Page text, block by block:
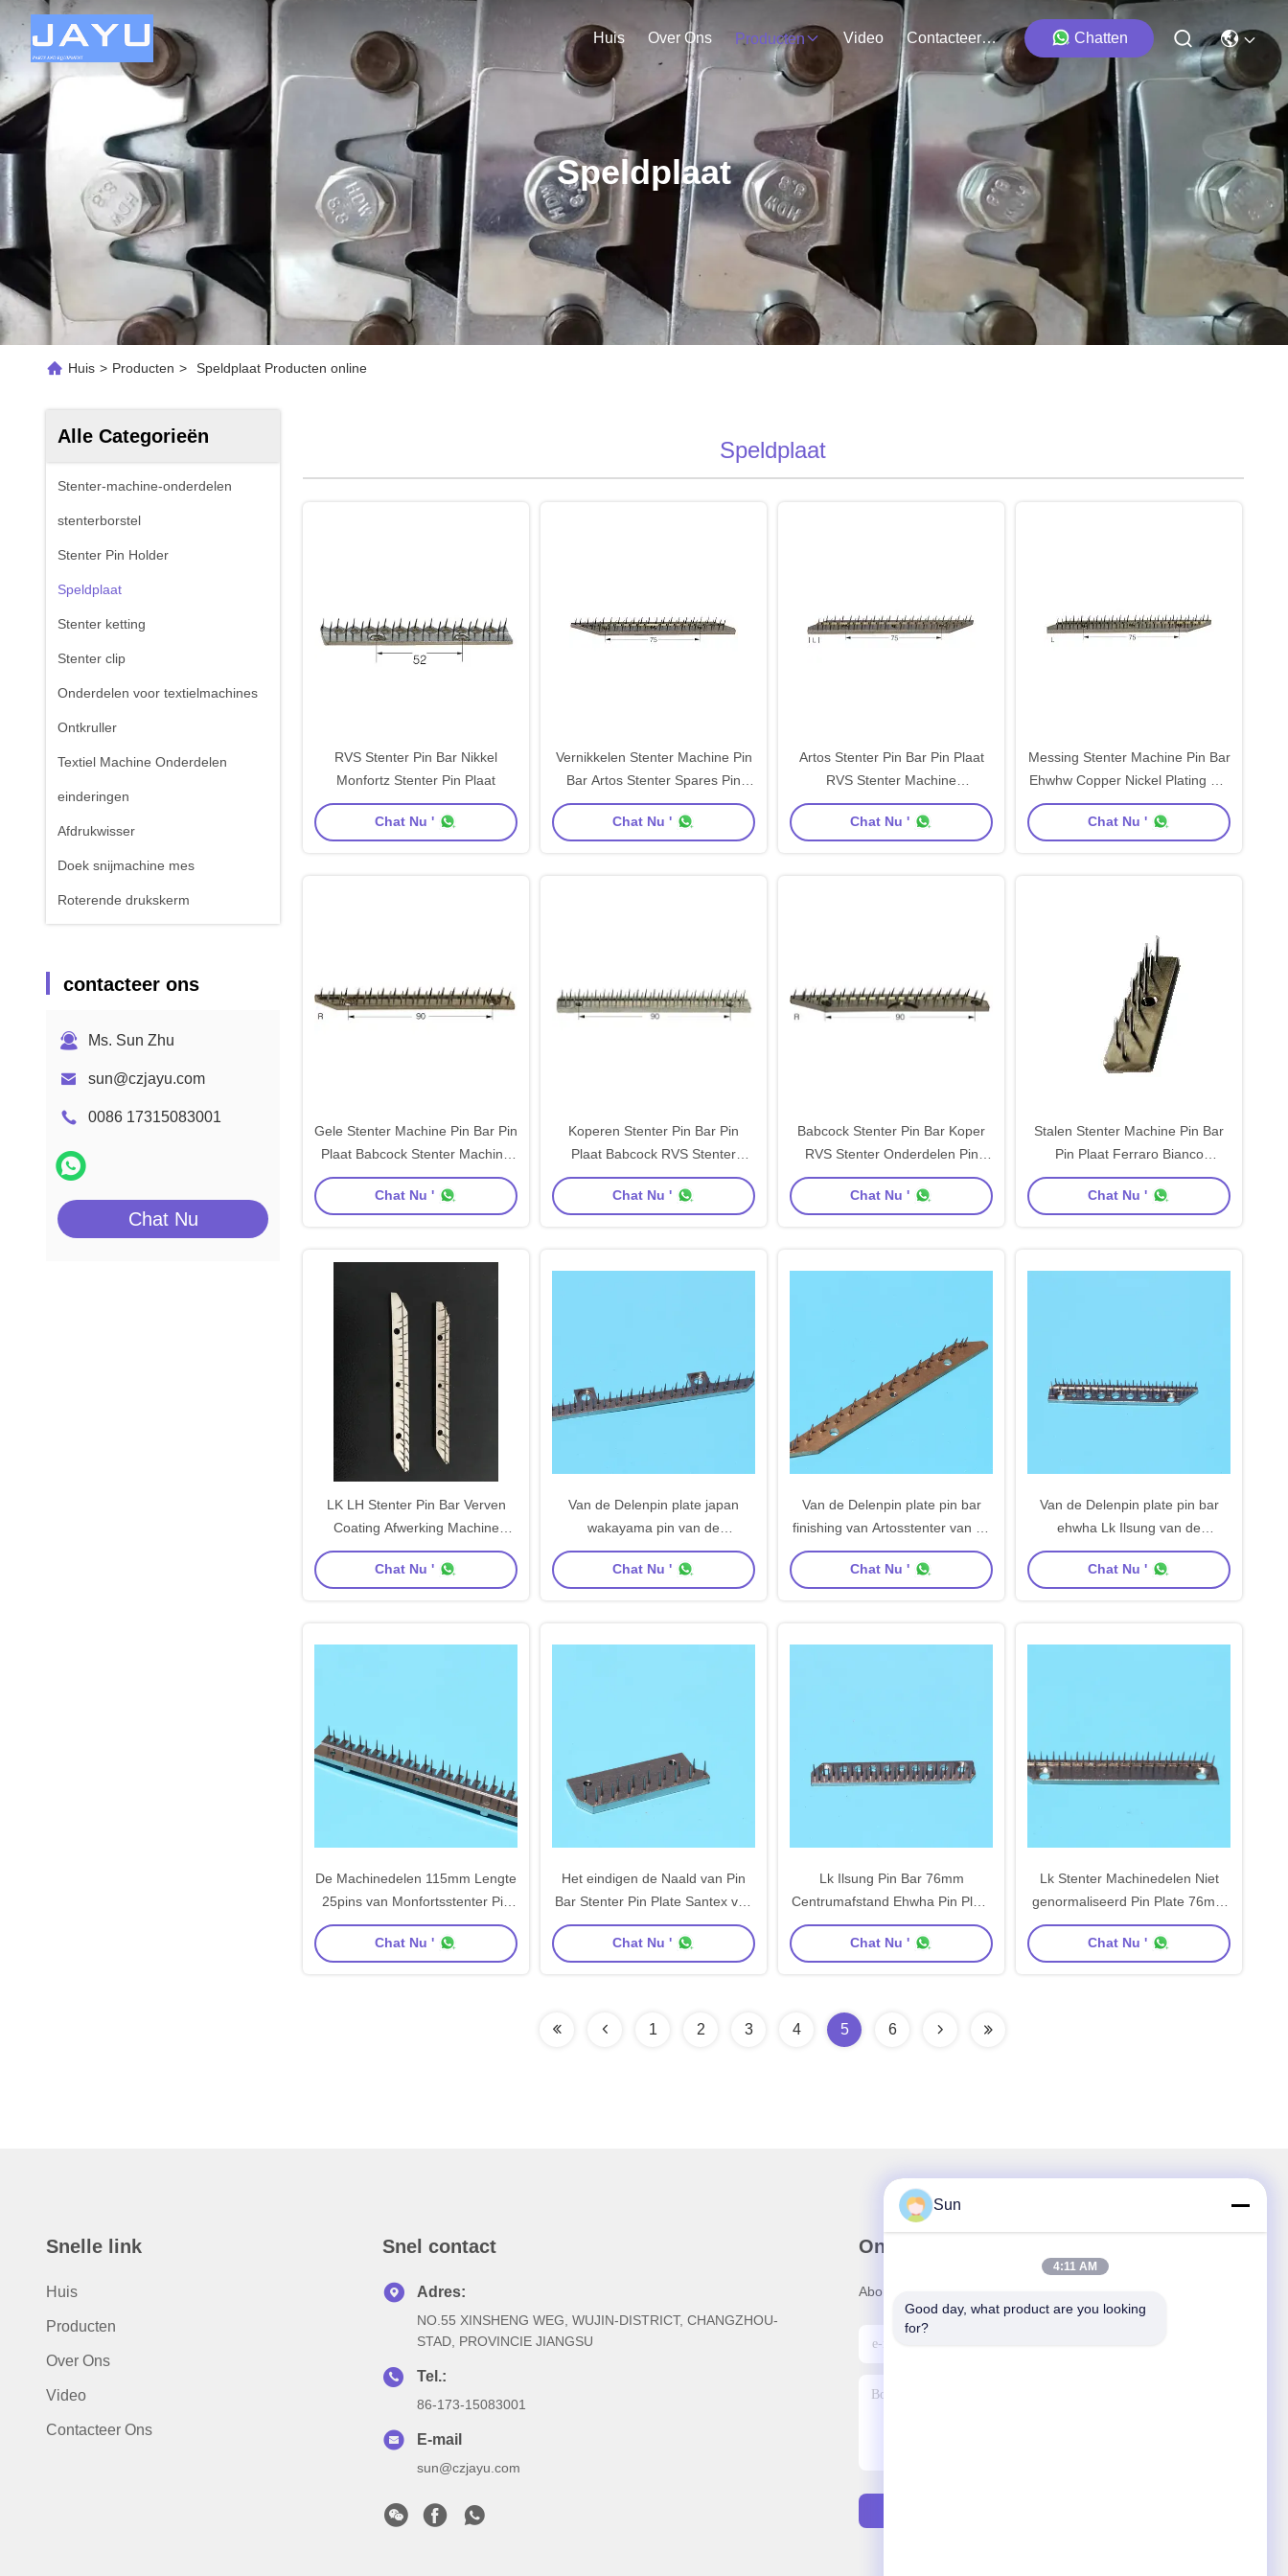
Huis Over Ons Producten Video Contacteer Ons Chatten
Speldplaat
Huis > Producten > Speldplaat Producten online
Alle Categorieën
Stenter-machine-onderdelen
stenterborstel
Stenter Pin Holder
Speldplaat
Stenter ketting
Stenter clip
Onderdelen voor textielmachines
Ontkruller
Textiel Machine Onderdelen
einderingen
Afdrukwisser
Doek snijmachine mes
Roterende drukskerm
contacteer ons
Ms. Sun Zhu
sun@czjayu.com
0086 17315083001
Chat Nu
Speldplaat
RVS Stenter Pin Bar Nikkel
Monfortz Stenter Pin Plaat
Chat Nu '
Vernikkelen Stenter Machine Pin
Bar Artos Stenter Spares Pin
Plate
Chat Nu '
Artos Stenter Pin Bar Pin Plaat
RVS Stenter Machine
Onderdelen Plaat
Chat Nu '
Messing Stenter Machine Pin Bar
Ehwhw Copper Nickel Plating Pin
Plate
Chat Nu '
Gele Stenter Machine Pin Bar Pin
Plaat Babcock Stenter Machine
Onderdelen
Chat Nu '
Koperen Stenter Pin Bar Pin
Plaat Babcock RVS Stenter
Onderdelen
Chat Nu '
Babcock Stenter Pin Bar Koper
RVS Stenter Onderdelen Pin
Plaat
Chat Nu '
Stalen Stenter Machine Pin Bar
Pin Plaat Ferraro Bianco
Compactor Machine-onderdelen
Chat Nu '
LK LH Stenter Pin Bar Verven
Coating Afwerking Machine
Onderdelen Pin Plaat
Chat Nu '
Van de Delenpin plate japan
wakayama pin van de
Stentermachine van de de
Barnaald Plaat 60mm
Chat Nu '
Van de Delenpin plate pin bar
finishing van Artosstenter van de
Machinedelen Speld van het het
Koper de Materiële Koolstofstaal
Chat Nu '
Van de Delenpin plate pin bar
ehwha Lk Ilsung van de
Stentermachine van de de
Machinenaald van het de
Chat Nu '
De Machinedelen 115mm Lengte
25pins van Monfortsstenter Pin
Bar Needle Plate Finishing
Chat Nu '
Het eindigen de Naald van Pin
Bar Stenter Pin Plate Santex van
het Machinedeel plateert 59mm
Koperplaat
Chat Nu '
Lk Ilsung Pin Bar 76mm
Centrumafstand Ehwha Pin Plate
73mm de Machinedelen van
Stenter van de Centrumafstand
Chat Nu '
Lk Stenter Machinedelen Niet
genormaliseerd Pin Plate 76mm
het Staalspeld van Pin Bar
Copper Material Carbon van de
Chat Nu '
1 2 3 4 5 6
Snelle link
Huis
Producten
Over Ons
Video
Contacteer Ons
Snel contact
Adres:
NO.55 XINSHENG WEG, WUJIN-DISTRICT, CHANGZHOU-
STAD, PROVINCIE JIANGSU
Tel.:
86-173-15083001
E-mail
sun@czjayu.com
Onze Nieuwsbrief
Abonneer u op onze nieuwsbrief voor kortingen en meer.
Sun
4:11 AM
Good day, what product are you looking
for?